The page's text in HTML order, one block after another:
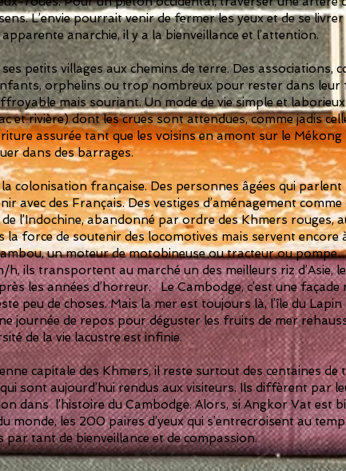
L’envie pourrait venir de fermer les yeux et de se
anarchie, il y a la bienveillance et l’attention.
petits villages aux chemins de terre. Des associations,
orphelins ou trop nombreux pour rester dans leur
mais souriant. Un mode de vie simple et
et rivière) dont les crues sont attendues, comme jadis
assurée tant que les voisins en amont sur le Mékong
dans des barrages.
la colonisation française. Des personnes âgées qui
avec des Français. Des vestiges d’aménagement
l’Indochine, abandonné par ordre des Khmers rouges,
force de soutenir des locomotives mais servent encore
un moteur de motobineuse ou tracteur ou
ils transportent au marché un des meilleurs riz d’Asie,
les années d’horreur. Le Cambodge, c’est une
peu de choses. Mais la mer est toujours là, l’île du
journée de repos pour déguster les fruits de mer
de la vie lacustre est infinie.
capitale des Khmers, il reste surtout des centaines de
sont aujourd’hui rendus aux visiteurs. Ils diffèrent par
dans l’histoire du Cambodge. Alors, si Angkor Vat est
monde, les 200 paires d’yeux qui s’entrecroisent au
par tant de bienveillance et de compassion.